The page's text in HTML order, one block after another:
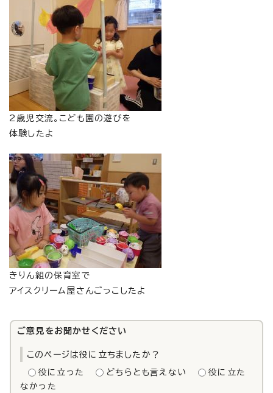
2歳児交流。こども園の遊びを
体験したよ
きりん組の保育室で
アイスクリーム屋さんごっこしたよ
ご意見をお聞かせください
このページは役に立ちましたか？
役に立った どちらとも言えない
役に立た
なかった